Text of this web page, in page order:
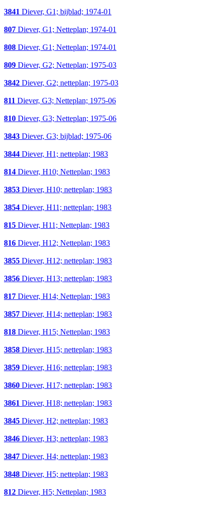
3841 Diever, G1; bijblad; 1974-01
807 Diever, G1; Netteplan; 1974-01
808 Diever, G1; Netteplan; 1974-01
809 Diever, G2; Netteplan; 1975-03
3842 Diever, G2; netteplan; 1975-03
811 Diever, G3; Netteplan; 1975-06
810 Diever, G3; Netteplan; 1975-06
3843 Diever, G3; bijblad; 1975-06
3844 Diever, H1; netteplan; 1983
814 Diever, H10; Netteplan; 1983
3853 Diever, H10; netteplan; 1983
3854 Diever, H11; netteplan; 1983
815 Diever, H11; Netteplan; 1983
816 Diever, H12; Netteplan; 1983
3855 Diever, H12; netteplan; 1983
3856 Diever, H13; netteplan; 1983
817 Diever, H14; Netteplan; 1983
3857 Diever, H14; netteplan; 1983
818 Diever, H15; Netteplan; 1983
3858 Diever, H15; netteplan; 1983
3859 Diever, H16; netteplan; 1983
3860 Diever, H17; netteplan; 1983
3861 Diever, H18; netteplan; 1983
3845 Diever, H2; netteplan; 1983
3846 Diever, H3; netteplan; 1983
3847 Diever, H4; netteplan; 1983
3848 Diever, H5; netteplan; 1983
812 Diever, H5; Netteplan; 1983